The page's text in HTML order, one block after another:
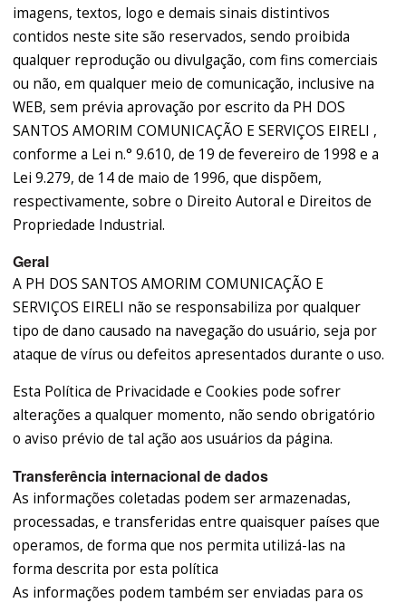
imagens, textos, logo e demais sinais distintivos
contidos neste site são reservados, sendo proibida
qualquer reprodução ou divulgação, com fins comerciais
ou não, em qualquer meio de comunicação, inclusive na
WEB, sem prévia aprovação por escrito da PH DOS
SANTOS AMORIM COMUNICAÇÃO E SERVIÇOS EIRELI ,
conforme a Lei n.° 9.610, de 19 de fevereiro de 1998 e a
Lei 9.279, de 14 de maio de 1996, que dispõem,
respectivamente, sobre o Direito Autoral e Direitos de
Propriedade Industrial.
Geral
A PH DOS SANTOS AMORIM COMUNICAÇÃO E
SERVIÇOS EIRELI não se responsabiliza por qualquer
tipo de dano causado na navegação do usuário, seja por
ataque de vírus ou defeitos apresentados durante o uso.
Esta Política de Privacidade e Cookies pode sofrer
alterações a qualquer momento, não sendo obrigatório
o aviso prévio de tal ação aos usuários da página.
Transferência internacional de dados
As informações coletadas podem ser armazenadas,
processadas, e transferidas entre quaisquer países que
operamos, de forma que nos permita utilizá-las na
forma descrita por esta política
As informações podem também ser enviadas para os